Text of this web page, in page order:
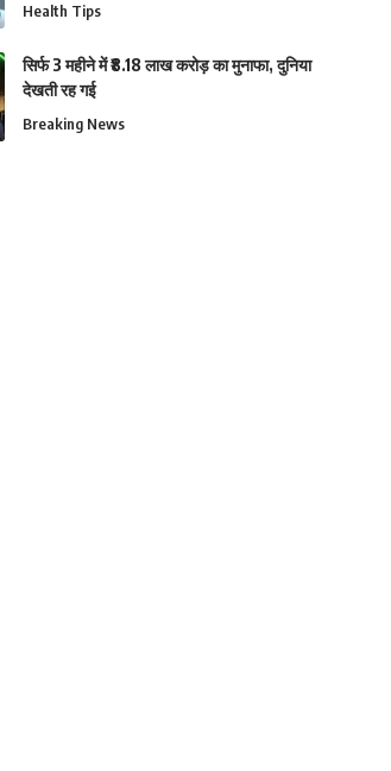
Health Tips
सिर्फ 3 महीने में ₹8.18 लाख करोड़ का मुनाफा, दुनिया
देखती रह गई
Breaking News